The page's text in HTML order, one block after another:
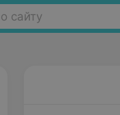
сайту